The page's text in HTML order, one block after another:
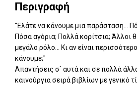
Περιγραφή
"Ελάτε να κάνουμε μια παράσταση...
Πόσα αγόρια; Πολλά κορίτσια; Άλλοι
μεγάλο ρόλο... Κι αν είναι
κάνουμε;"
Απαντήσεις σ` αυτά και σε πολλά
καινούργια σειρά βιβλίων με γενικό